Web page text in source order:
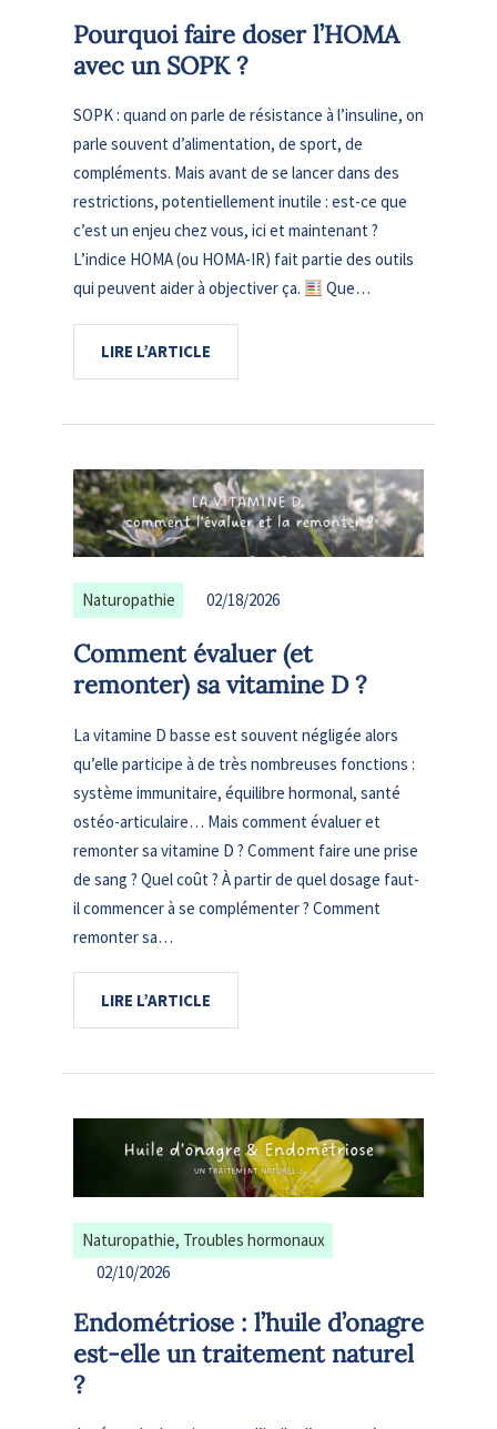
Pourquoi faire doser l’HOMA
avec un SOPK ?
SOPK : quand on parle de résistance à l’insuline, on
parle souvent d’alimentation, de sport, de
compléments. Mais avant de se lancer dans des
restrictions, potentiellement inutile : est-ce que
c’est un enjeu chez vous, ici et maintenant ?
L’indice HOMA (ou HOMA-IR) fait partie des outils
qui peuvent aider à objectiver ça.
Que…
LIRE L’ARTICLE
Naturopathie 02/18/2026
Comment évaluer (et
remonter) sa vitamine D ?
La vitamine D basse est souvent négligée alors
qu’elle participe à de très nombreuses fonctions :
système immunitaire, équilibre hormonal, santé
ostéo-articulaire… Mais comment évaluer et
remonter sa vitamine D ? Comment faire une prise
de sang ? Quel coût ? À partir de quel dosage faut-
il commencer à se complémenter ? Comment
remonter sa…
LIRE L’ARTICLE
Naturopathie, Troubles hormonaux
02/10/2026
Endométriose : l’huile d’onagre
est-elle un traitement naturel
?